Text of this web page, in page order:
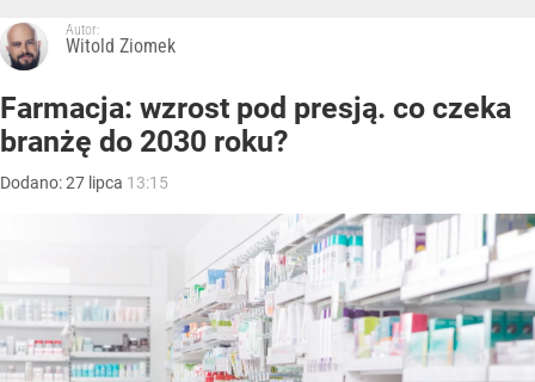
Autor:
Witold Ziomek
Farmacja: wzrost pod presją. co czeka
branżę do 2030 roku?
Dodano:27 lipca 13:15